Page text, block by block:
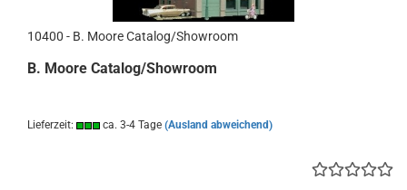
10400 - B. Moore Catalog/Showroom
B. Moore Catalog/Showroom
Lieferzeit: ca. 3-4 Tage (Ausland abweichend)